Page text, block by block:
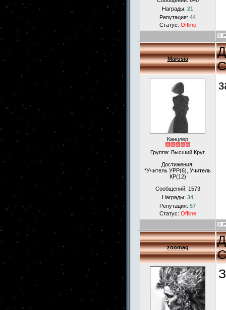
Награды: 21
Репутация: 44
Статус: Offline
Marusia
Канцлер
Группа: Высший Круг
Достижения:
*Учитель УРР(6), Учитель
КР(12)
Сообщений: 1573
Награды: 34
Репутация: 57
Статус: Offline
zoomag